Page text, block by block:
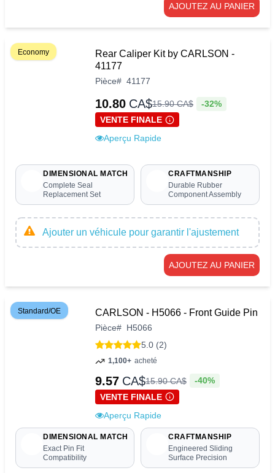
AJOUTEZ AU PANIER
Economy
Rear Caliper Kit by CARLSON -
41177
Pièce# 41177
10.80 CA$15.90CA$
-32%
VENTE FINALE
Aperçu Rapide
DIMENSIONAL MATCH
Complete Seal
Replacement Set
CRAFTMANSHIP
Durable Rubber
Component Assembly
Ajouter un véhicule pour garantir l'ajustement
AJOUTEZ AU PANIER
Standard/OE CARLSON - H5066 - Front Guide Pin
Pièce# H5066
5.0 (2)
1,100+ acheté
9.57 CA$15.90CA$
-40%
VENTE FINALE
Aperçu Rapide
DIMENSIONAL MATCH
Exact Pin Fit
Compatibility
CRAFTMANSHIP
Engineered Sliding
Surface Precision